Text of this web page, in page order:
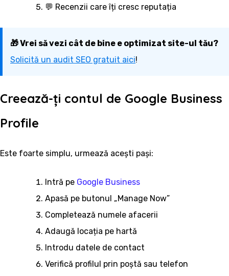
💬 Recenzii care îți cresc reputația
🎁 Vrei să vezi cât de bine e optimizat site-ul tău?
Solicită un audit SEO gratuit aici!
Creează-ți contul de Google Business
Profile
Este foarte simplu, urmează acești pași:
Intră pe Google Business
Apasă pe butonul „Manage Now”
Completează numele afacerii
Adaugă locația pe hartă
Introdu datele de contact
Verifică profilul prin poștă sau telefon